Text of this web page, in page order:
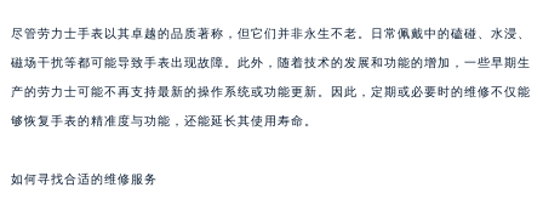
尽管劳力士手表以其卓越的品质著称，但它们并非永生不老。日常佩戴中的磕碰、水浸、
磁场干扰等都可能导致手表出现故障。此外，随着技术的发展和功能的增加，一些早期生
产的劳力士可能不再支持最新的操作系统或功能更新。因此，定期或必要时的维修不仅能
够恢复手表的精准度与功能，还能延长其使用寿命。
如何寻找合适的维修服务